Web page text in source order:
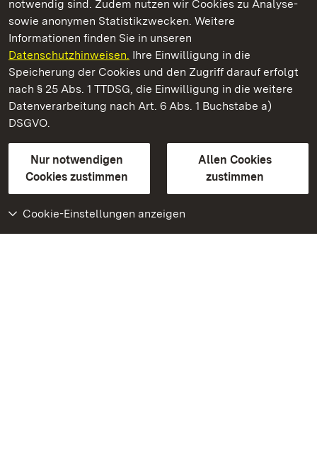
notwendig sind. Zudem nutzen wir Cookies zu Analyse-
sowie anonymen Statistikzwecken. Weitere
Informationen finden Sie in unseren
Datenschutzhinweisen. Ihre Einwilligung in die
Speicherung der Cookies und den Zugriff darauf erfolgt
nach § 25 Abs. 1 TTDSG, die Einwilligung in die weitere
Datenverarbeitung nach Art. 6 Abs. 1 Buchstabe a)
DSGVO.
Nur notwendigen
Cookies zustimmen
Allen Cookies
zustimmen
Cookie-Einstellungen anzeigen
Schloss und Schlossgarten Schwetzingen
Staatliche Schlösser und Gärten Baden-Württemberg
Kontakt
GebärdenspracheLeichte Sprache
Erklärung zur Barrierefreiheit
BITV-konform (geprüfte Seiten)
Weiteres